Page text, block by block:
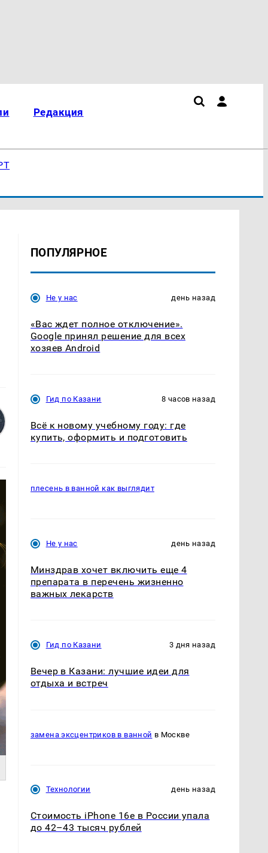
Редакция
ПОПУЛЯРНОЕ
Не у нас день назад
«Вас ждет полное отключение».
Google принял решение для всех
хозяев Android
Гид по Казани 8 часов назад
Всё к новому учебному году: где
купить, оформить и подготовить
плесень в ванной как выглядит
Не у нас день назад
Минздрав хочет включить еще 4
препарата в перечень жизненно
важных лекарств
Гид по Казани 3 дня назад
Вечер в Казани: лучшие идеи для
отдыха и встреч
замена эксцентриков в ванной в Москве
Технологии день назад
Стоимость iPhone 16e в России упала
до 42–43 тысяч рублей